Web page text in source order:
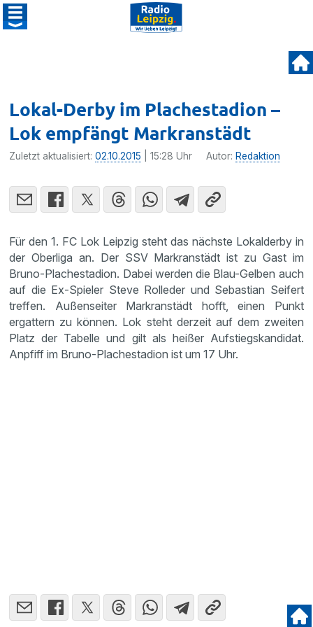
Lokal-Derby im Plachestadion –
Lok empfängt Markranstädt
Zuletzt aktualisiert:02.10.2015 | 15:28 Uhr Autor: Redaktion
Für den 1. FC Lok Leipzig steht das nächste Lokal­derby in
der Oberliga an. Der SSV Markran­städt ist zu Gast im
Bruno-Plache­sta­dion. Dabei werden die Blau-Gelben auch
auf die Ex-Spieler Steve Rolleder und Sebas­tian Seifert
treffen. Außen­seiter Markran­städt hofft, einen Punkt
ergat­tern zu können. Lok steht derzeit auf dem zweiten
Platz der Tabelle und gilt als heißer Aufstiegs­kan­didat.
Anpfiff im Bruno-Plache­sta­dion ist um 17 Uhr.